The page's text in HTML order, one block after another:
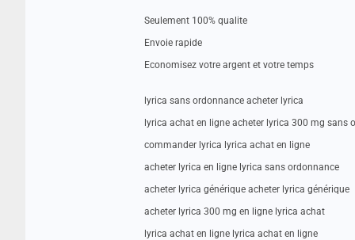
Seulement 100% qualite
Envoie rapide
Economisez votre argent et votre temps
lyrica sans ordonnance acheter lyrica
lyrica achat en ligne acheter lyrica 300 mg sans
commander lyrica lyrica achat en ligne
acheter lyrica en ligne lyrica sans ordonnance
acheter lyrica générique acheter lyrica générique
acheter lyrica 300 mg en ligne lyrica achat
lyrica achat en ligne lyrica achat en ligne